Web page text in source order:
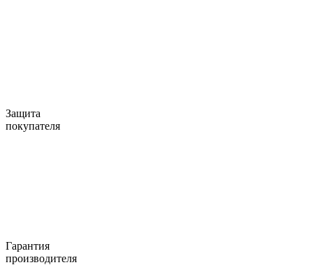
Защита
покупателя
Гарантия
производителя